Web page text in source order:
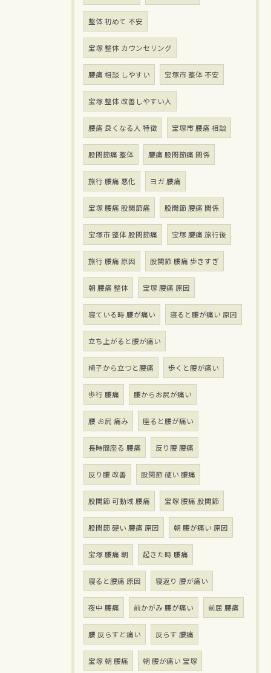
整体 初めて 不安
宝塚 整体 カウンセリング
腰痛 相談 しやすい 宝塚市 整体 不安
宝塚 整体 改善しやすい人
腰痛 良くなる人 特徴 宝塚市 腰痛 相談
股関節痛 整体 腰痛 股関節痛 関係
旅行 腰痛 悪化 ヨガ 腰痛
宝塚 腰痛 股関節痛 股関節 腰痛 関係
宝塚市 整体 股関節痛 宝塚 腰痛 旅行後
旅行 腰痛 原因 股関節 腰痛 歩きすぎ
朝 腰痛 整体 宝塚 腰痛 原因
寝ている時 腰が痛い 寝ると腰が痛い 原因
立ち上がると腰が痛い
椅子から立つと腰痛 歩くと腰が痛い
歩行 腰痛 腰からお尻が痛い
腰 お尻 痛み 座ると腰が痛い
長時間座る 腰痛 反り腰 腰痛
反り腰 改善 股関節 硬い 腰痛
股関節 可動域 腰痛 宝塚 腰痛 股関節
股関節 硬い 腰痛 原因 朝 腰が痛い 原因
宝塚 腰痛 朝 起きた時 腰痛
寝ると腰痛 原因 寝返り 腰が痛い
夜中 腰痛 前かがみ 腰が痛い 前屈 腰痛
腰 反らすと痛い 反らす 腰痛
宝塚 朝 腰痛 朝 腰が痛い 宝塚